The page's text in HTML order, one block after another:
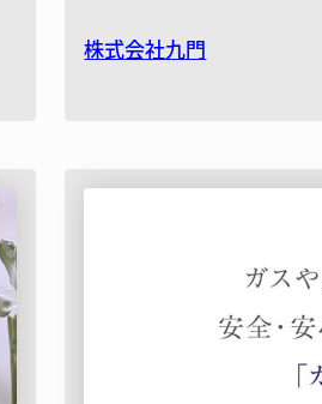
株式会社九門